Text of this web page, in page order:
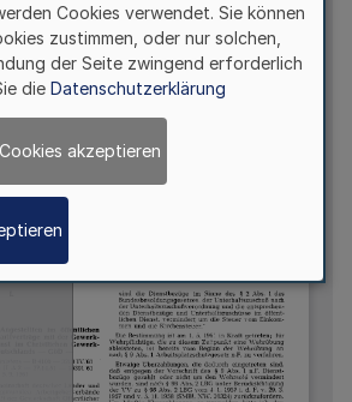
Cookies verwendet. Sie können
zustimmen, oder nur solchen,
der Seite zwingend erforderlich
die Datenschutzerklärung
akzeptieren